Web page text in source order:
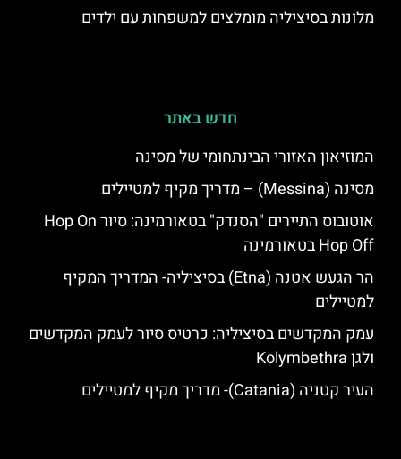
מלונות בסיציליה מומלצים למשפחות עם ילדים
חדש באתר
המוזיאון האזורי הבינתחומי של מסינה
מסינה (Messina) – מדריך מקיף למטיילים
אוטובוס התיירים "הסנדק" בטאורמינה: סיור Hop On
Hop Off בטאורמינה
הר הגעש אטנה (Etna) בסיציליה- המדריך המקיף
למטיילים
עמק המקדשים בסיציליה: כרטיס סיור לעמק המקדשים
ולגן Kolymbethra
העיר קטניה (Catania)- מדריך מקיף למטיילים